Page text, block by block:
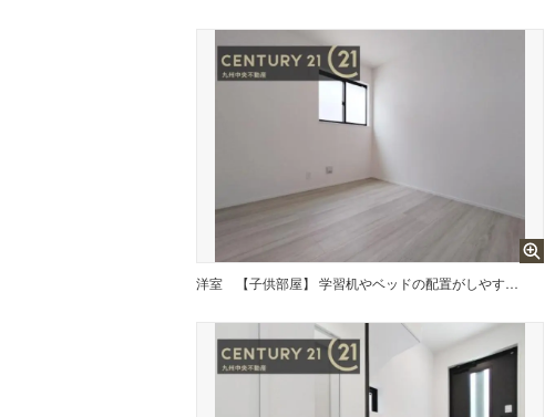
洋室 【子供部屋】 学習机やベッドの配置がしやすい空間です。